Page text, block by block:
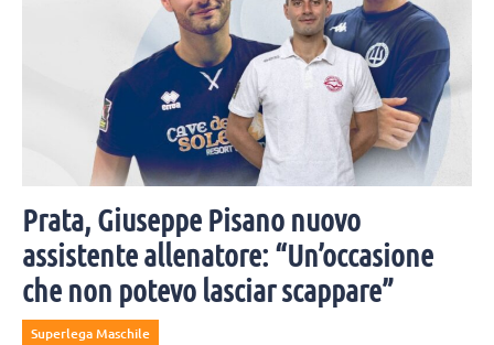
Prata, Giuseppe Pisano nuovo
assistente allenatore: “Un’occasione
che non potevo lasciar scappare”
Superlega Maschile